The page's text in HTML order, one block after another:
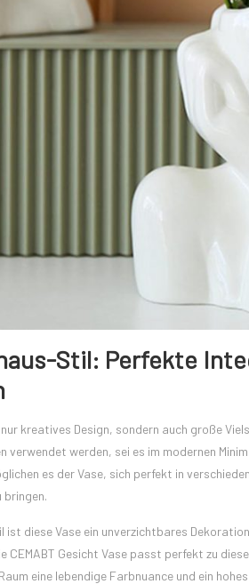
Stil: Perfekte
kreatives Design, sondern auch große
werden, sei es im modernen
es der Vase, sich perfekt in
bringen.
ist diese Vase ein unverzichtbares
CEMABT Gesicht Vase passt perfekt zu
eine lebendige Farbnuance und ein